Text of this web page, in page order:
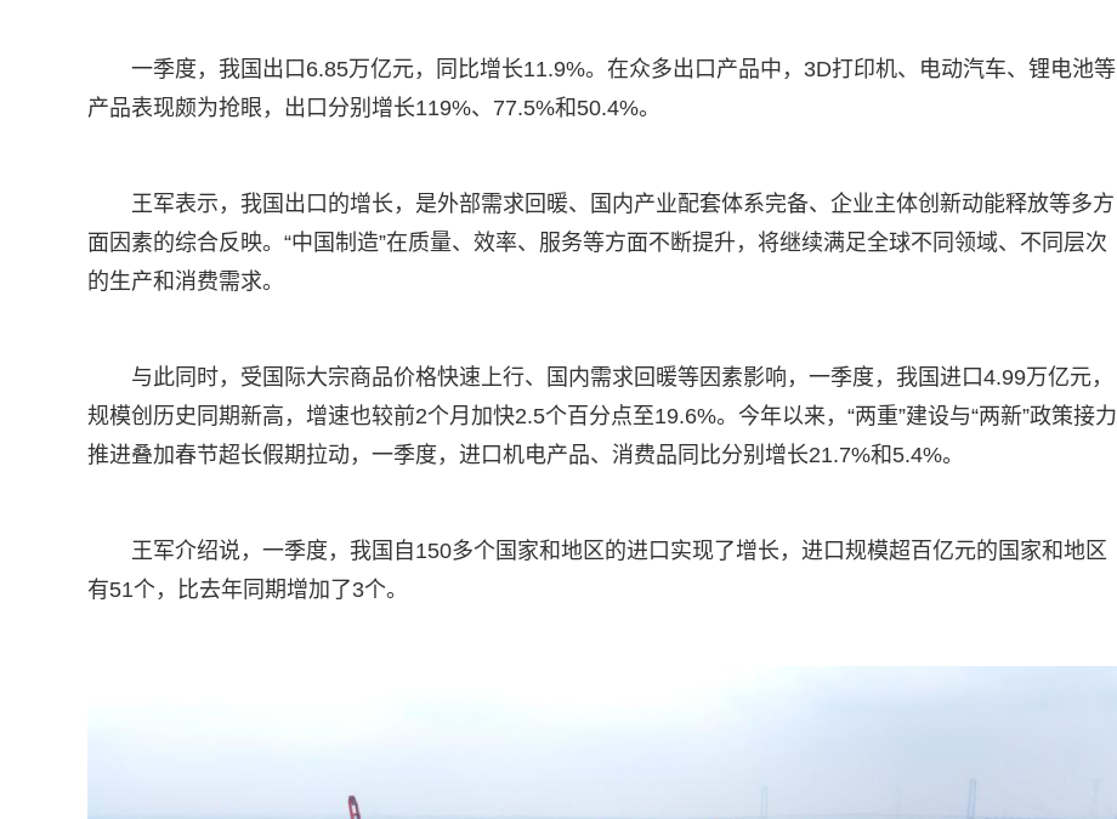
一季度，我国出口6.85万亿元，同比增长11.9%。在众多出口产品中，3D打印机、电动汽车、锂电池等
产品表现颇为抢眼，出口分别增长119%、77.5%和50.4%。
王军表示，我国出口的增长，是外部需求回暖、国内产业配套体系完备、企业主体创新动能释放等多方
面因素的综合反映。“中国制造”在质量、效率、服务等方面不断提升，将继续满足全球不同领域、不同层次
的生产和消费需求。
与此同时，受国际大宗商品价格快速上行、国内需求回暖等因素影响，一季度，我国进口4.99万亿元，
规模创历史同期新高，增速也较前2个月加快2.5个百分点至19.6%。今年以来，“两重”建设与“两新”政策接力
推进叠加春节超长假期拉动，一季度，进口机电产品、消费品同比分别增长21.7%和5.4%。
王军介绍说，一季度，我国自150多个国家和地区的进口实现了增长，进口规模超百亿元的国家和地区
有51个，比去年同期增加了3个。